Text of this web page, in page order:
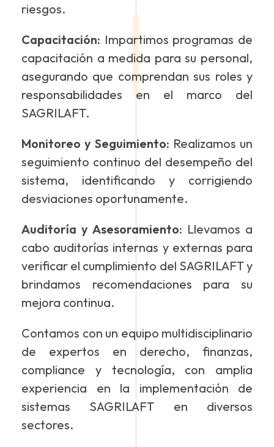
riesgos.
Capacitación: Impartimos programas de
capacitación a medida para su personal,
asegurando que comprendan sus roles y
responsabilidades en el marco del
SAGRILAFT.
Monitoreo y Seguimiento: Realizamos un
seguimiento continuo del desempeño del
sistema, identificando y corrigiendo
desviaciones oportunamente.
Auditoría y Asesoramiento: Llevamos a
cabo auditorías internas y externas para
verificar el cumplimiento del SAGRILAFT y
brindamos recomendaciones para su
mejora continua.
Contamos con un equipo multidisciplinario
de expertos en derecho, finanzas,
compliance y tecnología, con amplia
experiencia en la implementación de
sistemas SAGRILAFT en diversos
sectores.